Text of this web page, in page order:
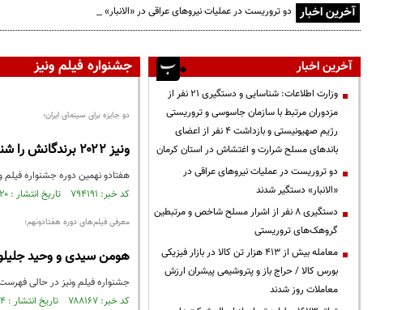
آخرین اخبار دو تروریست در عملیات نیروهای عراقی در «الانبار» دستگیر شدند
جشنواره فیلم ونیز
دو جایزه برای سینمای ایران؛
ونیز ۲۰۲۲ برندگانش را شناخت
هفتادو نهمین دوره جشنواره
کد خبر: ۷۹۴۱۹۱ تاریخ انتشار : ۱۴۰۱/۰۶/۲۰
معرفی فیلم‌های دوره هفتادونهم؛
هومن سیدی و وحید
جشنواره فیلم ونیز در حالی
کد خبر: ۷۸۸۱۶۷ تاریخ انتشار : ۱۴۰۱/۰۵/۰۴
آخرین اخبار
وزارت اطلاعات: شناسایی و دستگیری ۲۱ نفر از
مزدوران مرتبط با سازمان جاسوسی و تروریستی
رژیم صهیونیستی و بازداشت ۴ نفر از اعضای
باندهای مسلح شرارت و اغتشاش در استان کرمان
دو تروریست در عملیات نیروهای عراقی در
«الانبار» دستگیر شدند
دستگیری ۸ نفر از اشرار مسلح شاخص و مرتبطین
گروهک‌های تروریستی
معامله بیش از ۴۱۳ هزار تن کالا در بازار فیزیکی
بورس کالا / حراج باز و پتروشیمی پیشران ارزش
معاملات روز شدند